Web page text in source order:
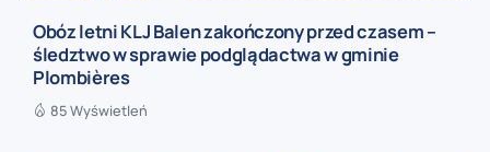
Obóz letni KLJ Balen zakończony przed czasem –
śledztwo w sprawie podglądactwa w gminie
Plombières
85 Wyświetleń